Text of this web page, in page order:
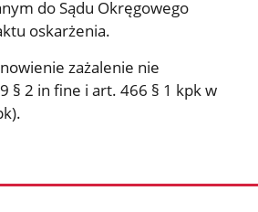
do Sądu Okręgowego
oskarżenia.
zażalenie nie
§ 2 in fine i art. 466 § 1 kpk w